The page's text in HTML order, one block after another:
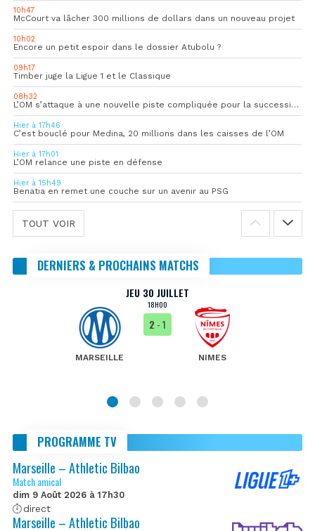
10h47
McCourt va lâcher 300 millions de dollars dans un nouveau projet
10h02
Encore un petit espoir dans le dossier Atubolu ?
09h17
Timber juge la Ligue 1 et le Classique
08h32
L’OM s’attaque à une nouvelle piste compliquée pour la succession de Rulli
Hier à 17h46
C’est bouclé pour Medina, 20 millions dans les caisses de l’OM
Hier à 17h01
L’OM relance une piste en défense
Hier à 15h49
Benatia en remet une couche sur un avenir au PSG
TOUT VOIR
DERNIERS & PROCHAINS MATCHS
JEU 30 JUILLET
18H00
MARSEILLE
2 - 1
NIMES
PROGRAMME TV
Marseille – Athletic Bilbao
Match amical
dim 9 Août 2026 à 17h30
direct
Marseille – Athletic Bilbao